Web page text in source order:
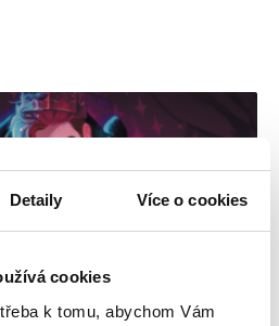
Detaily Více o cookies
cookies
k tomu, abychom Vám